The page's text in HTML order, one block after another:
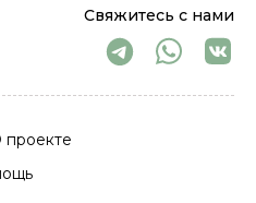
Свяжитесь с нами
проекте